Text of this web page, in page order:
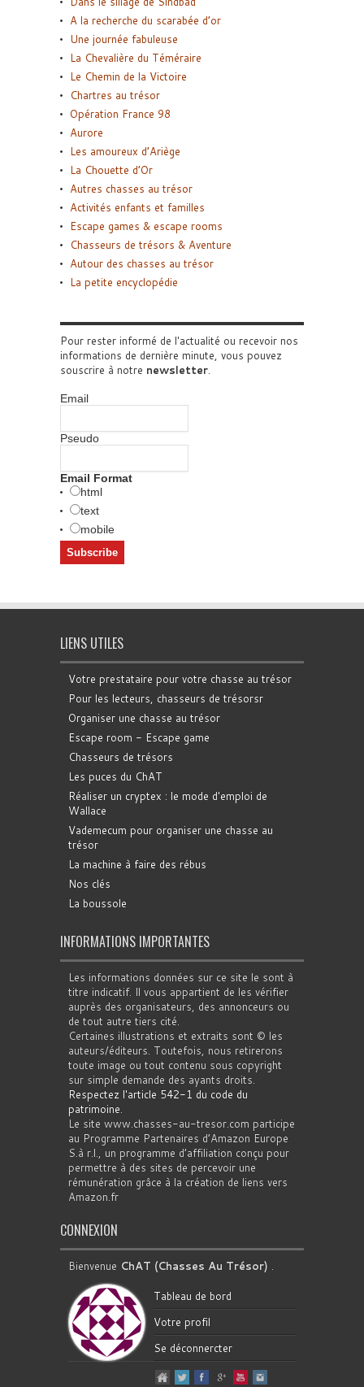
A la recherche du scarabée d’or
Une journée fabuleuse
La Chevalière du Téméraire
Le Chemin de la Victoire
Chartres au trésor
Opération France 98
Aurore
Les amoureux d’Ariège
La Chouette d’Or
Autres chasses au trésor
Activités enfants et familles
Escape games & escape rooms
Chasseurs de trésors & Aventure
Autour des chasses au trésor
La petite encyclopédie
Pour rester informé de l'actualité ou recevoir nos
informations de dernière minute, vous pouvez
souscrire à notre newsletter.
Email
Pseudo
Email Format
html
text
mobile
LIENS UTILES
Votre prestataire pour votre chasse au trésor
Pour les lecteurs, chasseurs de trésorsr
Organiser une chasse au trésor
Escape room - Escape game
Chasseurs de trésors
Les puces du ChAT
Réaliser un cryptex : le mode d'emploi de
Wallace
Vademecum pour organiser une chasse au
trésor
La machine à faire des rébus
Nos clés
La boussole
INFORMATIONS IMPORTANTES
Les informations données sur ce site le sont à
titre indicatif. Il vous appartient de les vérifier
auprès des organisateurs, des annonceurs ou
de tout autre tiers cité.
Certaines illustrations et extraits sont © les
auteurs/éditeurs. Toutefois, nous retirerons
toute image ou tout contenu sous copyright
sur simple demande des ayants droits.
Respectez l'article 542-1 du code du
patrimoine.
Le site www.chasses-au-tresor.com participe
au Programme Partenaires d’Amazon Europe
S.à r.l., un programme d’affiliation conçu pour
permettre à des sites de percevoir une
rémunération grâce à la création de liens vers
Amazon.fr
CONNEXION
Bienvenue ChAT (Chasses Au Trésor) .
Tableau de bord
Votre profil
Se déconnercter